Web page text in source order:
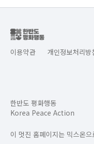
이용약관 개인정보처리방
한반도 평화행동
Korea Peace Action
이 멋진 홈페이지는 믹스온